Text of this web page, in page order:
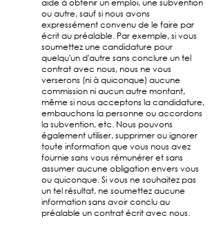
aide à obtenir un emploi, une subvention
ou autre, sauf si nous avons
expressément convenu de le faire par
écrit au préalable. Par exemple, si vous
soumettez une candidature pour
quelqu'un d'autre sans conclure un tel
contrat avec nous, nous ne vous
verserons (ni à quiconque) aucune
commission ni aucun autre montant,
même si nous acceptons la candidature,
embauchons la personne ou accordons
la subvention, etc. Nous pouvons
également utiliser, supprimer ou ignorer
toute information que vous nous avez
fournie sans vous rémunérer et sans
assumer aucune obligation envers vous
ou quiconque. Si vous ne souhaitez pas
un tel résultat, ne soumettez aucune
information sans avoir conclu au
préalable un contrat écrit avec nous.